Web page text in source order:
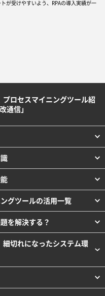
が受けやすいよう、RPAの導入実績が一
ロセスマイニングツール紹
通信」
グツールの活用一覧
を解決する？
細切れになったシステム環